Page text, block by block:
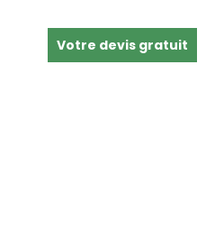
Votre devis gratuit